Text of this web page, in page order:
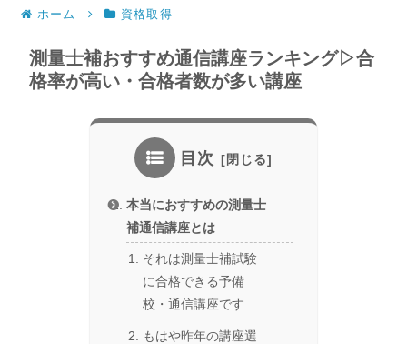
ホーム 資格取得
測量士補おすすめ通信講座ランキング▷合
格率が高い・合格者数が多い講座
目次
本当におすすめの測量士
補通信講座とは
それは測量士補試験
に合格できる予備
校・通信講座です
もはや昨年の講座選